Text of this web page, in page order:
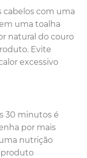
cabelos com uma
uma toalha
natural do couro
Evite
excessivo
30 minutos é
por mais
nutrição
produto